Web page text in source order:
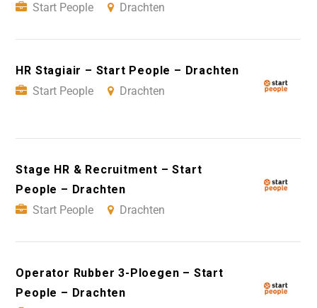
Start People
Drachten
HR Stagiair – Start People – Drachten
Start People
Drachten
Stage HR & Recruitment – Start
People – Drachten
Start People
Drachten
Operator Rubber 3-Ploegen – Start
People – Drachten